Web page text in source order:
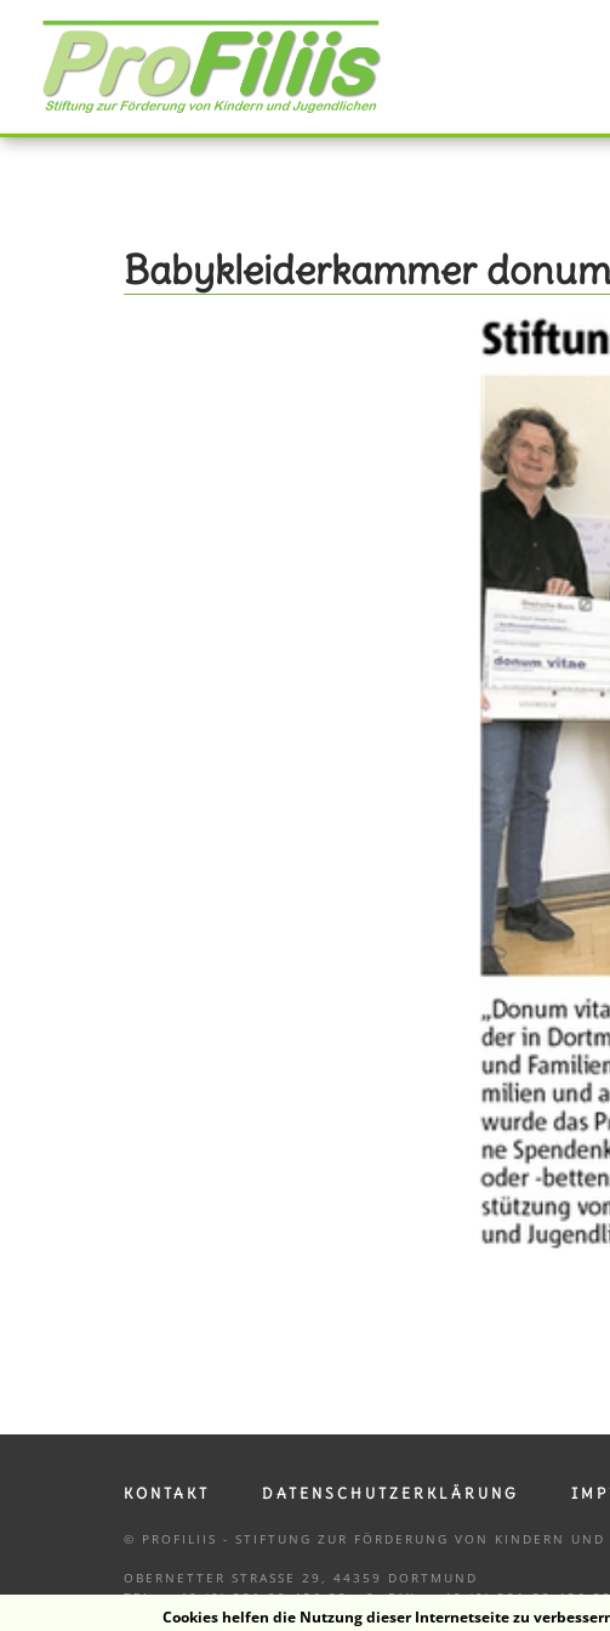
Direkt
Inhalt
Babykleiderkammer
KONTAKT DATENSCHUTZERKLÄRUNG
© PROFILIIS - STIFTUNG ZUR FÖRDERUNG VON KINDERN UND
OBERNETTER STRASSE 29, 44359 DORTMUND
TEL.: +49 (0) 231 33 456 33 - 8, FAX.: +49 (0) 231 33 456
Cookies helfen die Nutzung dieser Internetseite zu